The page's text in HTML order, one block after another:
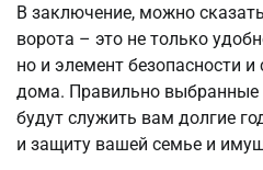
В заключение, можно
ворота – это не только
но и элемент безопасности
дома. Правильно выбранные
будут служить вам долгие
и защиту вашей семье и